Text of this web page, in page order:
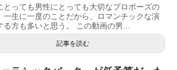
とっても男性にとっても大切なプロポーズの
一生に一度のことだから、ロマンチックな演
る方も多いと思う。 この動画の男...
記事を読む